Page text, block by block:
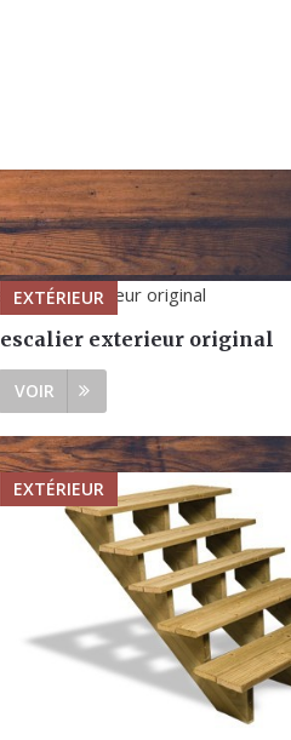
EXTÉRIEUR
escalier exterieur original
VOIR
EXTÉRIEUR